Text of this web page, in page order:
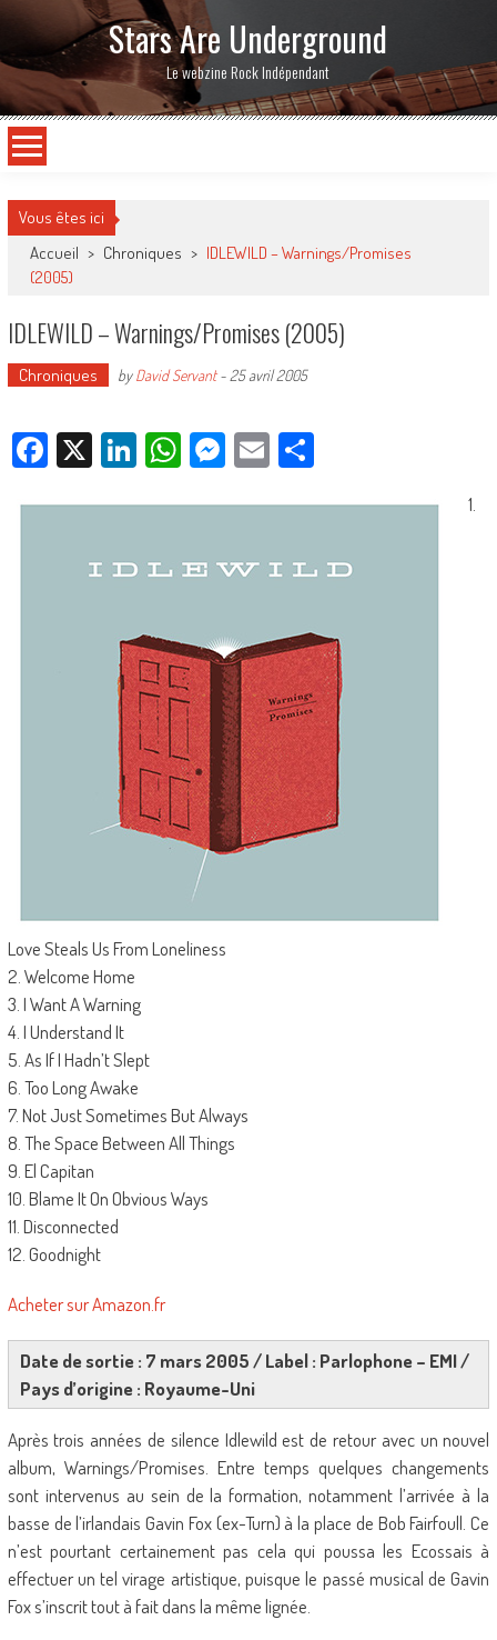
Stars Are Underground
Le webzine Rock Indépendant
Vous êtes ici
Accueil > Chroniques > IDLEWILD – Warnings/Promises
(2005)
IDLEWILD – Warnings/Promises (2005)
Chroniques byDavid Servant- 25 avril 2005
Facebook
X LinkedIn
WhatsApp
Messenger
EmailPartager
1.
Love Steals Us From Loneliness
2. Welcome Home
3. I Want A Warning
4. I Understand It
5. As If I Hadn’t Slept
6. Too Long Awake
7. Not Just Sometimes But Always
8. The Space Between All Things
9. El Capitan
10. Blame It On Obvious Ways
11. Disconnected
12. Goodnight
Acheter sur Amazon.fr
Date de sortie : 7 mars 2005 / Label : Parlophone – EMI /
Pays d’origine : Royaume-Uni
Après trois années de silence Idlewild est de retour avec un nouvel
album, Warnings/Promises. Entre temps quelques changements
sont intervenus au sein de la formation, notamment l’arrivée à la
basse de l’irlandais Gavin Fox (ex-Turn) à la place de Bob Fairfoull. Ce
n’est pourtant certainement pas cela qui poussa les Ecossais à
effectuer un tel virage artistique, puisque le passé musical de Gavin
Fox s’inscrit tout à fait dans la même lignée.